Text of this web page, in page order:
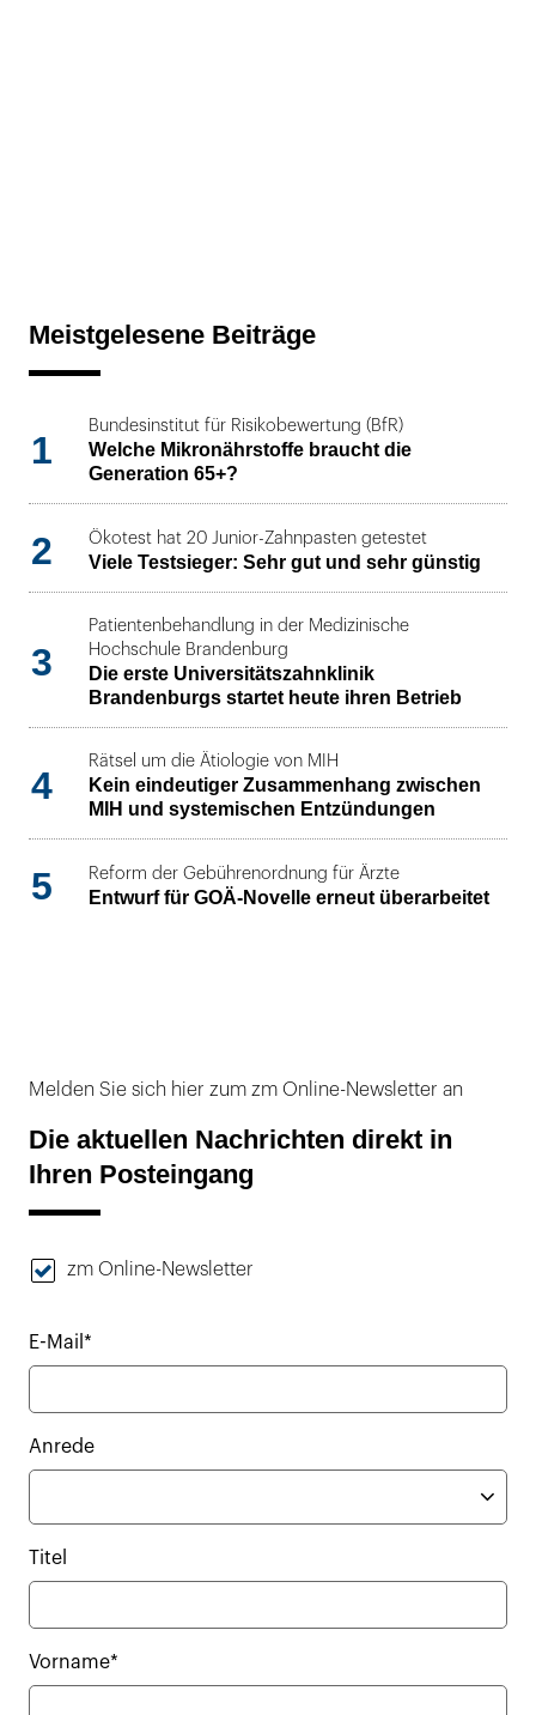
Meistgelesene Beiträge
1
Bundesinstitut für Risikobewertung (BfR)
Welche Mikronährstoffe braucht die
Generation 65+?
2 Ökotest hat 20 Junior-Zahnpasten getestet
Viele Testsieger: Sehr gut und sehr günstig
3
Patientenbehandlung in der Medizinische
Hochschule Brandenburg
Die erste Universitätszahnklinik
Brandenburgs startet heute ihren Betrieb
4
Rätsel um die Ätiologie von MIH
Kein eindeutiger Zusammenhang zwischen
MIH und systemischen Entzündungen
5 Reform der Gebührenordnung für Ärzte
Entwurf für GOÄ-Novelle erneut überarbeitet
Melden Sie sich hier zum zm Online-Newsletter an
Die aktuellen Nachrichten direkt in
Ihren Posteingang
zm Online-Newsletter
E-Mail*
Anrede
Titel
Vorname*